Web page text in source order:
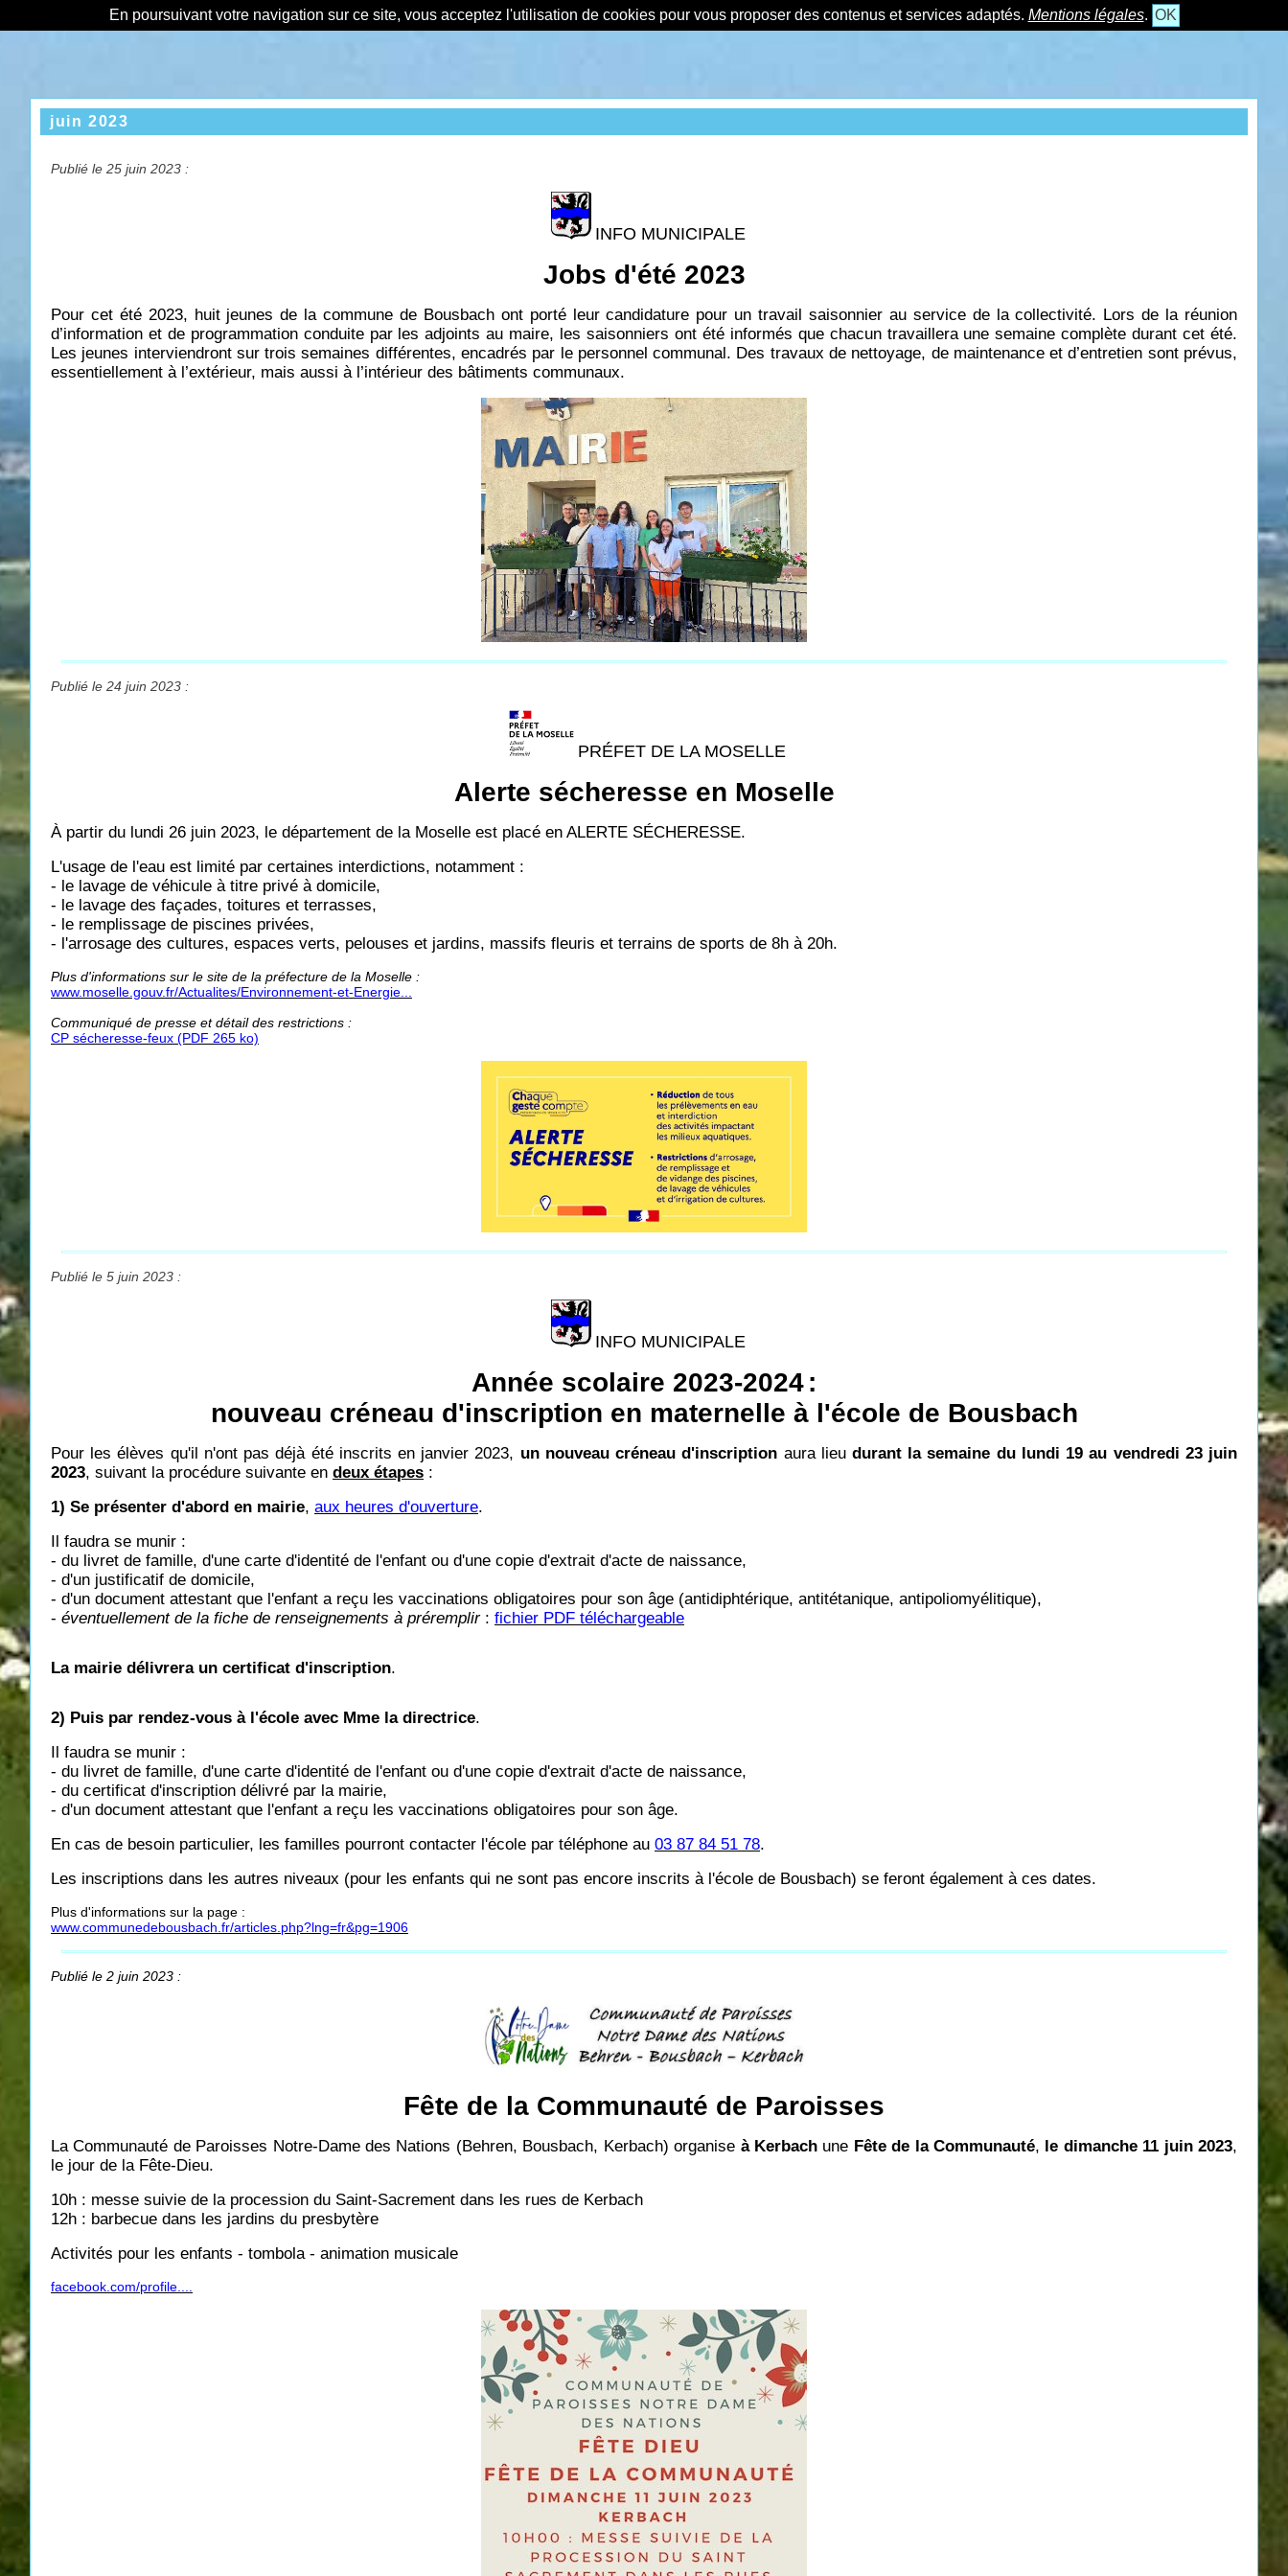
En poursuivant votre navigation sur ce site, vous acceptez l'utilisation de cookies pour vous proposer des contenus et services adaptés. Mentions légales. OK
juin 2023
Publié le 25 juin 2023 :
INFO MUNICIPALE
Jobs d'été 2023
Pour cet été 2023, huit jeunes de la commune de Bousbach ont porté leur candidature pour un travail saisonnier au service de la collectivité. Lors de la réunion
d’information et de programmation conduite par les adjoints au maire, les saisonniers ont été informés que chacun travaillera une semaine complète durant cet été.
Les jeunes interviendront sur trois semaines différentes, encadrés par le personnel communal. Des travaux de nettoyage, de maintenance et d’entretien sont prévus,
essentiellement à l’extérieur, mais aussi à l’intérieur des bâtiments communaux.
Publié le 24 juin 2023 :
PRÉFET DE LA MOSELLE
Alerte sécheresse en Moselle
À partir du lundi 26 juin 2023, le département de la Moselle est placé en ALERTE SÉCHERESSE.
L'usage de l'eau est limité par certaines interdictions, notamment :
- le lavage de véhicule à titre privé à domicile,
- le lavage des façades, toitures et terrasses,
- le remplissage de piscines privées,
- l'arrosage des cultures, espaces verts, pelouses et jardins, massifs fleuris et terrains de sports de 8h à 20h.
Plus d'informations sur le site de la préfecture de la Moselle :
www.moselle.gouv.fr/Actualites/Environnement-et-Energie...
Communiqué de presse et détail des restrictions :
CP sécheresse-feux (PDF 265 ko)
Publié le 5 juin 2023 :
INFO MUNICIPALE
Année scolaire 2023-2024:
nouveau créneau d'inscription en maternelle à l'école de Bousbach
Pour les élèves qu'il n'ont pas déjà été inscrits en janvier 2023, un nouveau créneau d'inscription aura lieudurant la semaine du lundi 19 au vendredi 23 juin
2023, suivant la procédure suivante en deux étapes :
1) Se présenter d'abord en mairie, aux heures d'ouverture.
Il faudra se munir :
- du livret de famille, d'une carte d'identité de l'enfant ou d'une copie d'extrait d'acte de naissance,
- d'un justificatif de domicile,
- d'un document attestant que l'enfant a reçu les vaccinations obligatoires pour son âge (antidiphtérique, antitétanique, antipoliomyélitique),
- éventuellement de la fiche de renseignements à préremplir: fichier PDF téléchargeable
La mairie délivrera un certificat d'inscription.
2) Puis par rendez-vous à l'école avec Mme la directrice.
Il faudra se munir :
- du livret de famille, d'une carte d'identité de l'enfant ou d'une copie d'extrait d'acte de naissance,
- du certificat d'inscription délivré par la mairie,
- d'un document attestant que l'enfant a reçu les vaccinations obligatoires pour son âge.
En cas de besoin particulier, les familles pourront contacter l'école par téléphone au 03 87 84 51 78.
Les inscriptions dans les autres niveaux (pour les enfants qui ne sont pas encore inscrits à l'école de Bousbach) se feront également à ces dates.
Plus d'informations sur la page :
www.communedebousbach.fr/articles.php?lng=fr&pg=1906
Publié le 2 juin 2023 :
Fête de la Communauté de Paroisses
La Communauté de Paroisses Notre-Dame des Nations (Behren, Bousbach, Kerbach) organise à Kerbachune Fête de la Communauté, le dimanche 11 juin 2023,
le jour de la Fête-Dieu.
10h : messe suivie de la procession du Saint-Sacrement dans les rues de Kerbach
12h : barbecue dans les jardins du presbytère
Activités pour les enfants - tombola - animation musicale
facebook.com/profile....